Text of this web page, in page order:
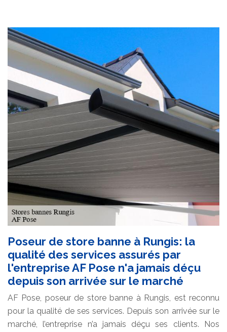
Poseur de store banne à Rungis: la
qualité des services assurés par
l'entreprise AF Pose n'a jamais déçu
depuis son arrivée sur le marché
AF Pose, poseur de store banne à Rungis, est reconnu
pour la qualité de ses services. Depuis son arrivée sur le
marché, l’entreprise n’a jamais déçu ses clients. Nos